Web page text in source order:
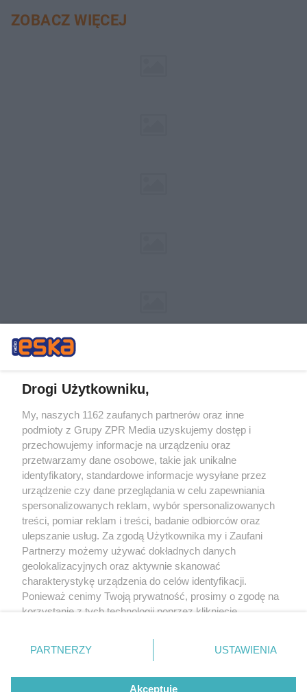
ZOBACZ WIĘCEJ
Żaden utwór zamieszczony w serwisie nie może być powielany i
rozpowszechniany lub dalej rozpowszechniany w jakikolwiek sposób (w
tym także elektroniczny lub mechaniczny) na jakimkolwiek polu
eksploatacji w jakiejkolwiek formie, włącznie z umieszczaniem w Internecie
bez pisemnej zgody właściciela praw. Jakiekolwiek użycie lub
wykorzystanie utworów w całości lub w części z naruszeniem prawa, tzn.
bez właściwej zgody, jest zabronione pod groźbą kary i może być ścigane
prawnie.
O nas
Drogi Użytkowniku,
My, naszych 1162 zaufanych partnerów oraz inne
podmioty z Grupy ZPR Media uzyskujemy dostęp i
przechowujemy informacje na urządzeniu oraz
przetwarzamy dane osobowe, takie jak unikalne
identyfikatory, standardowe informacje wysyłane przez
urządzenie czy dane przeglądania w celu zapewniania
spersonalizowanych reklam, wybór spersonalizowanych
treści, pomiar reklam i treści, badanie odbiorców oraz
ulepszanie usług. Za zgodą Użytkownika my i Zaufani
Partnerzy możemy używać dokładnych danych
geolokalizacyjnych oraz aktywnie skanować
charakterystykę urządzenia do celów identyfikacji.
Ponieważ cenimy Twoją prywatność, prosimy o zgodę na
korzystanie z tych technologii poprzez kliknięcie
zmienić/wycofać klikając przycisk ustawień prywatności
znajdujący się w lewym dolnym rogu strony
rodzaje przetwarzania danych nie wymagają zgody
użytkownika, ale masz prawo sprzeciwić się takiemu
PARTNERZY USTAWIENIA
Akceptuję